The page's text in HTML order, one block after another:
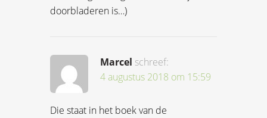
doorbladeren is…)
Marcel schreef:
4 augustus 2018 om 15:59
Die staat in het boek van de